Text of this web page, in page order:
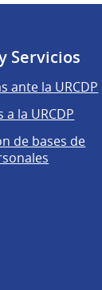
Servicios
ante la URCDP
a la URCDP
de bases de